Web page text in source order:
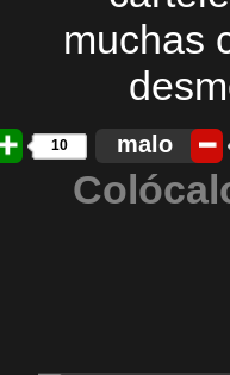
10 malo